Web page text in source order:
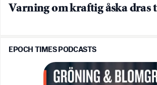
Varning om kraftig åska dras
EPOCH TIMES PODCASTS